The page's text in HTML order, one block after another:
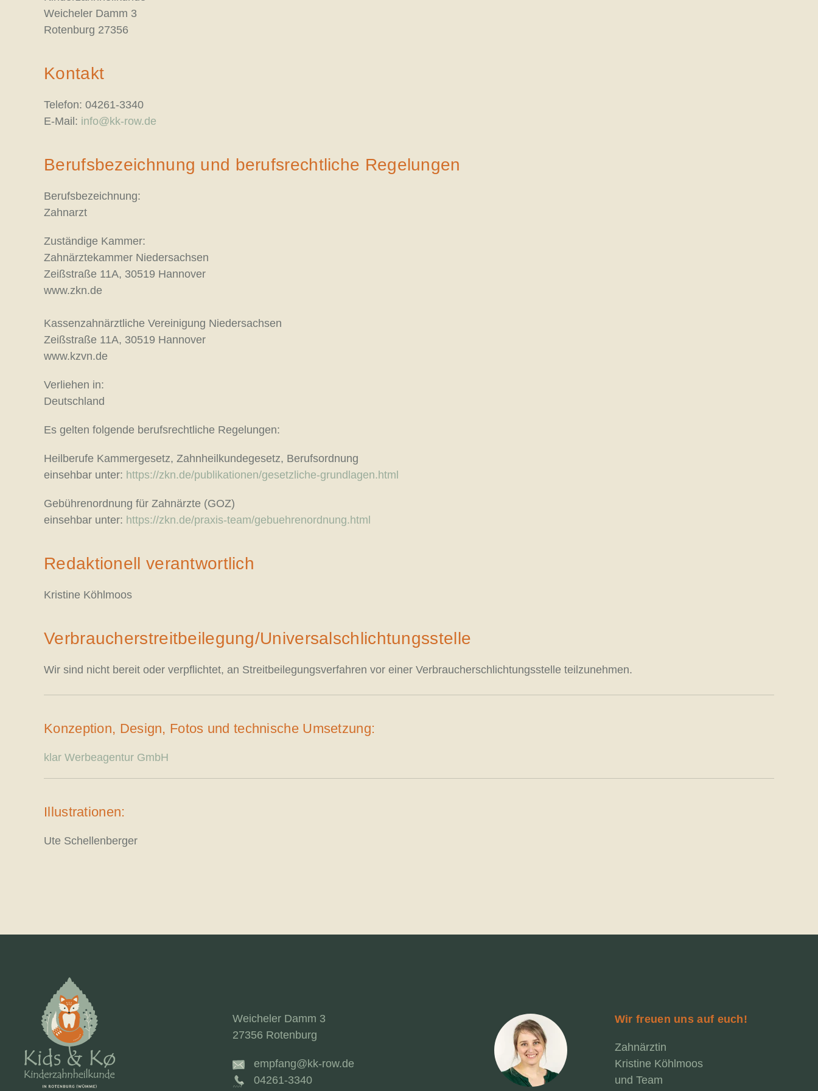
Weicheler Damm 3
Rotenburg 27356
Kontakt
Telefon: 04261-3340
E-Mail: info@kk-row.de
Berufsbezeichnung und berufsrechtliche Regelungen
Berufsbezeichnung:
Zahnarzt
Zuständige Kammer:
Zahnärztekammer Niedersachsen
Zeißstraße 11A, 30519 Hannover
www.zkn.de
Kassenzahnärztliche Vereinigung Niedersachsen
Zeißstraße 11A, 30519 Hannover
www.kzvn.de
Verliehen in:
Deutschland
Es gelten folgende berufsrechtliche Regelungen:
Heilberufe Kammergesetz, Zahnheilkundegesetz, Berufsordnung
einsehbar unter: https://zkn.de/publikationen/gesetzliche-grundlagen.html
Gebührenordnung für Zahnärzte (GOZ)
einsehbar unter: https://zkn.de/praxis-team/gebuehrenordnung.html
Redaktionell verantwortlich
Kristine Köhlmoos
Verbraucher­streit­beilegung/Universal­schlichtungs­stelle
Wir sind nicht bereit oder verpflichtet, an Streitbeilegungsverfahren vor einer Verbraucherschlichtungsstelle teilzunehmen.
Konzeption, Design, Fotos und technische Umsetzung:
klar Werbeagentur GmbH
Illustrationen:
Ute Schellenberger
Weicheler Damm 3
27356 Rotenburg
empfang@kk-row.de
04261-3340
Wir freuen uns auf euch!
Zahnärztin
Kristine Köhlmoos
und Team